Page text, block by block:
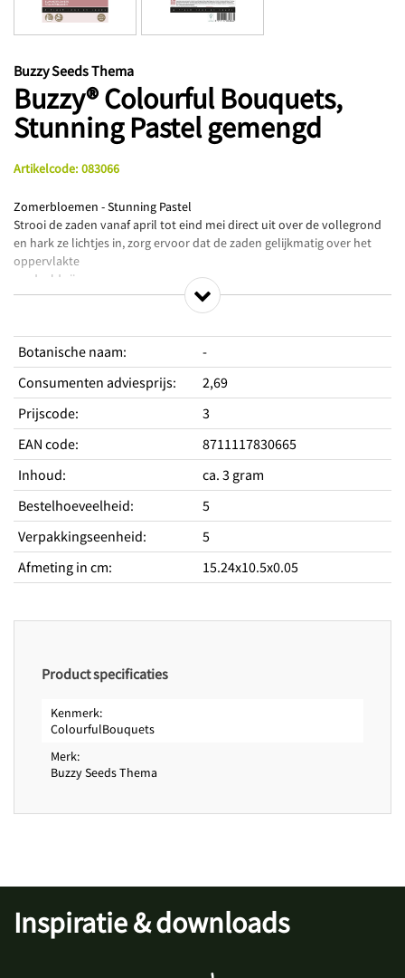
Buzzy Seeds Thema
Buzzy® Colourful Bouquets,
Stunning Pastel gemengd
Artikelcode: 083066
Zomerbloemen - Stunning Pastel
Strooi de zaden vanaf april tot eind mei direct uit over de vollegrond
en hark ze lichtjes in, zorg ervoor dat de zaden gelijkmatig over het
oppervlakte
verdeeld zijn.
Dit pakje bevat zaad van een rijk eenjarig bloemenmengsel met
schitterende pastelkleurige bloemen. Een echt verrassingspakket
voor een maandenlange bloemenweelde in de tuin. Deze bloemen
hebben een grote aantrekkingskracht op vlinders en bijen.
Pluk de dag met een prachtig boeket uit eigen tuin.
Productkenmerken
Prachtige pastelkleurige bloemen
Kleurrijk mengsel van snij- en plukbloemen
Dubbel plezier, in de tuin en in huis
Standplaats
Hoogte
60-100 cm
Type
Zaaitijd buiten van
april
Bloeitijd tot
oktober
Botanische naam:
-
Consumenten adviesprijs:
2,69
Prijscode:
3
EAN code:
8711117830665
Inhoud:
ca. 3 gram
Bestelhoeveelheid:
5
Verpakkingseenheid:
5
Afmeting in cm: 15.24x10.5x0.05
Product specificaties
Kenmerk
ColourfulBouquets
Merk
Buzzy Seeds Thema
Inspiratie & downloads